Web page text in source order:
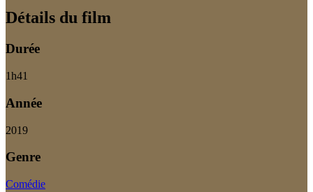
Détails du film
Durée
1h41
Année
2019
Genre
Comédie